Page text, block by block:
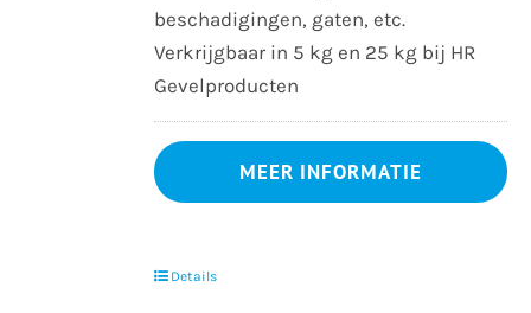
beschadigingen, gaten, etc.
Verkrijgbaar in 5 kg en 25 kg bij HR
Gevelproducten
Details